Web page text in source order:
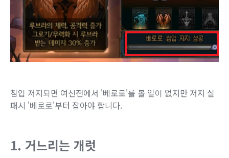
침입 저지되면 여신전에서 '베로로'를 볼 일이 없지만 저지 실
패시 '베로로'부터 잡아야 합니다.
1. 거느리는 개럿